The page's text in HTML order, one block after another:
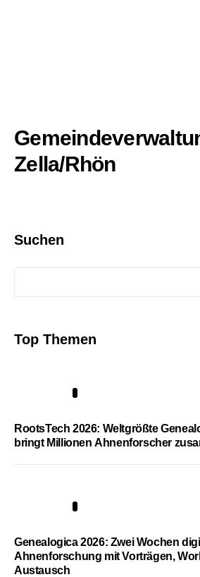
Zella/Rhön
Suchen
Top Themen
RootsTech 2026: Weltgrößte
bringt Millionen Ahnenforscher
Genealogica 2026: Zwei Wochen
Ahnenforschung mit Vorträgen,
Austausch